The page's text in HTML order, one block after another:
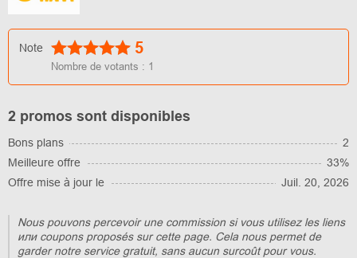
Note 5
Nombre de votants : 1
2 promos sont disponibles
Bons plans
2
Meilleure offre
33%
Offre mise à jour le
Juil. 20, 2026
Nous pouvons percevoir une commission si vous utilisez les liens
или coupons proposés sur cette page. Cela nous permet de
garder notre service gratuit, sans aucun surcoût pour vous.